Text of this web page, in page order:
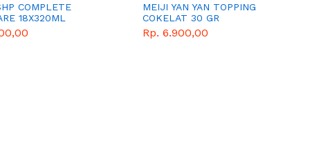
COMPLETE
18X320ML
MEIJI YAN YAN TOPPING
COKELAT 30 GR
Rp. 6.900,00